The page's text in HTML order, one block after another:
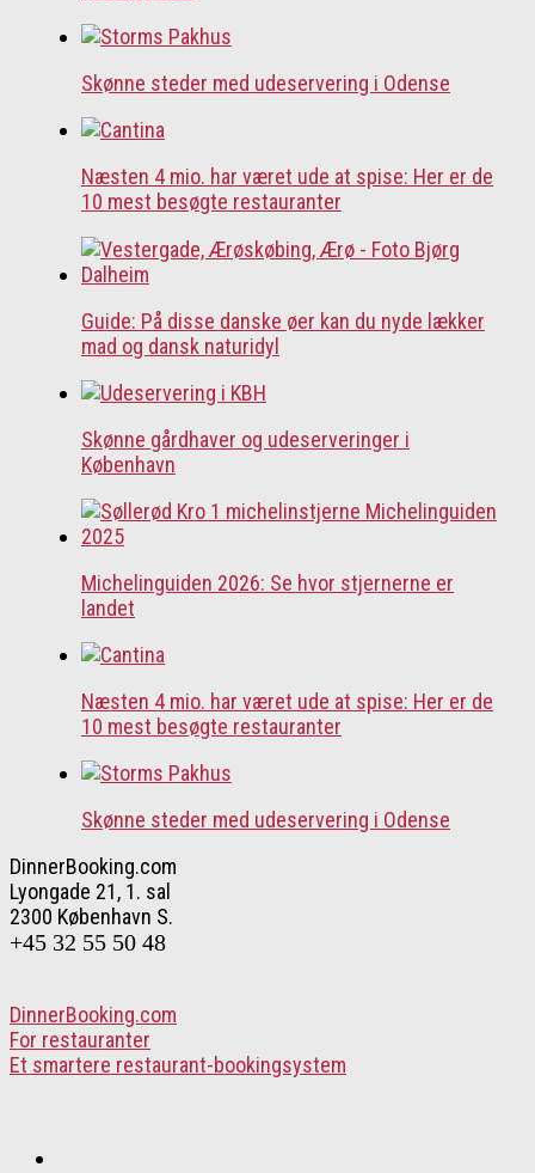
Skønne steder med udeservering i Odense
Næsten 4 mio. har været ude at spise: Her er de
10 mest besøgte restauranter
Guide: På disse danske øer kan du nyde lækker
mad og dansk naturidyl
Skønne gårdhaver og udeserveringer i
København
Michelinguiden 2026: Se hvor stjernerne er
landet
Næsten 4 mio. har været ude at spise: Her er de
10 mest besøgte restauranter
Skønne steder med udeservering i Odense
DinnerBooking.com
Lyongade 21, 1. sal
2300 København S.
+45 32 55 50 48
DinnerBooking.com
For restauranter
Et smartere restaurant-bookingsystem